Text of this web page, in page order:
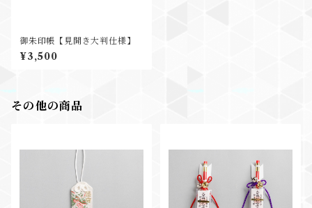
御朱印帳【見開き大判仕様】
¥3,500
その他の商品